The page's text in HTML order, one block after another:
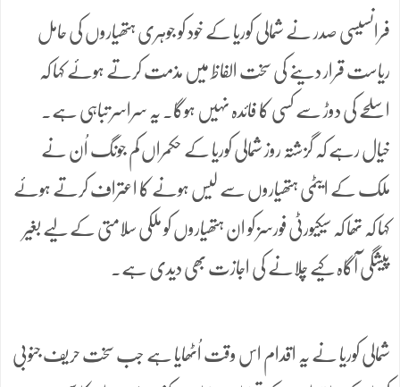
فرانسیسی صدر نے شمالی کوریا کے خود کو جوہری ہتھیاروں کی حامل
ریاست قرار دینے کی سخت الفاظ میں مذمت کرتے ہوئے کہا کہ
اسلحے کی دوڑ سے کسی کا فائدہ نہیں ہوگا۔ یہ سراسر تباہی ہے۔
خیال رہے کہ گزشتہ روز شمالی کوریا کے حکمراں کم جونگ اُن نے
ملک کے ایٹمی ہتھیاروں سے لیس ہونے کا اعتراف کرتے ہوئے
کہا کہ تھا کہ سیکیورٹی فورسز کو ان ہتھیاروں کو ملکی سلامتی کے لیے بغیر
پیشگی آگاہ کیے چلانے کی اجازت بھی دیدی ہے۔
شمالی کوریا نے یہ اقدام اس وقت اُٹھایا ہے جب سخت حریف جنوبی